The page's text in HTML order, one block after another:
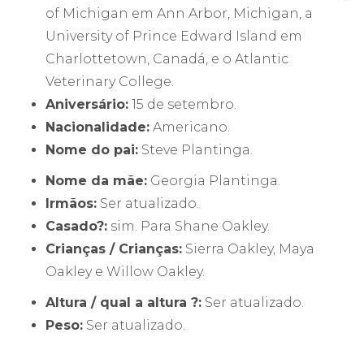
of Michigan em Ann Arbor, Michigan, a
University of Prince Edward Island em
Charlottetown, Canadá, e o Atlantic
Veterinary College.
Aniversário: 15 de setembro.
Nacionalidade: Americano.
Nome do pai: Steve Plantinga.
Nome da mãe: Georgia Plantinga.
Irmãos: Ser atualizado.
Casado?: sim. Para Shane Oakley.
Crianças / Crianças: Sierra Oakley, Maya
Oakley e Willow Oakley.
Altura / qual a altura ?: Ser atualizado.
Peso: Ser atualizado.